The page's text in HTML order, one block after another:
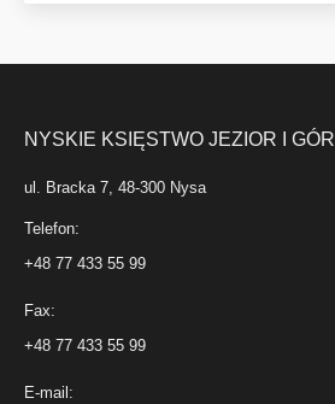
NYSKIE KSIĘSTWO JEZIOR I GÓR
ul. Bracka 7, 48-300 Nysa
Telefon:
+48 77 433 55 99
Fax:
+48 77 433 55 99
E-mail: